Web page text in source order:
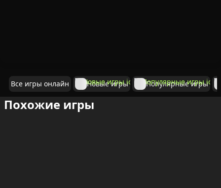
Все игры онлайн Новые игры Популярные игры
Похожие игры